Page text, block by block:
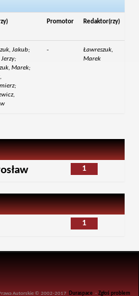
Promotor Redaktor(rzy)
Jakub;
Marek;
-
Ławreszuk,
Marek
1
1
Autorskie © 2002-2017 Duraspace -Zgłoś problem